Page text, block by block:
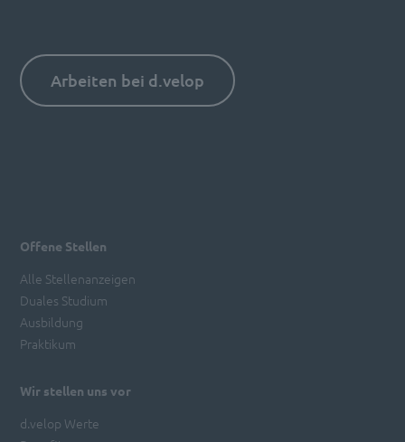
Arbeiten bei d.velop
Offene Stellen
Alle Stellenanzeigen
Duales Studium
Ausbildung
Praktikum
Wir stellen uns vor
d.velop Werte